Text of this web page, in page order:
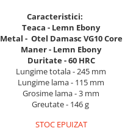
Caracteristici:
Teaca - Lemn Ebony
Metal - Otel Damasc VG10 Core
Maner - Lemn Ebony
Duritate - 60 HRC
Lungime totala - 245 mm
Lungime lama - 115 mm
Grosime lama - 3 mm
Greutate - 146 g​ ​​​​​
STOC EPUIZAT